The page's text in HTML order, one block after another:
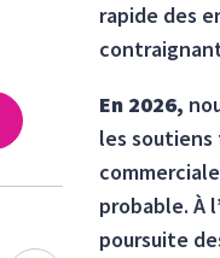
rapide des
En 2026,
les soutiens
probable. À
poursuite